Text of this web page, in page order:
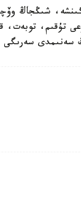
شىڭجاڭ
تۇقىم،
سەنىمدى سەرىگى